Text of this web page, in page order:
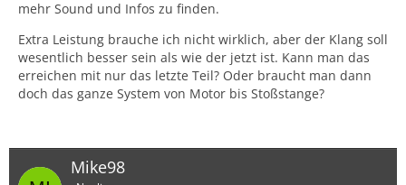
mehr Sound und Infos zu finden.
Extra Leistung brauche ich nicht wirklich, aber der Klang soll
wesentlich besser sein als wie der jetzt ist. Kann man das
erreichen mit nur das letzte Teil? Oder braucht man dann
doch das ganze System von Motor bis Stoßstange?
Mike98